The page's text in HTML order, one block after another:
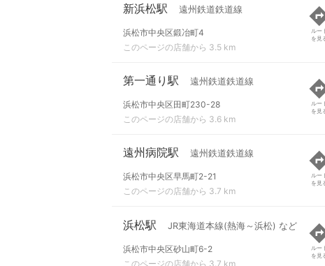
新浜松駅 遠州鉄道鉄道線
浜松市中央区鍛冶町4
このページの店舗から 3.5 km
ルー
を見
第一通り駅 遠州鉄道鉄道線
浜松市中央区田町230-28
このページの店舗から 3.6 km
ルー
を見
遠州病院駅 遠州鉄道鉄道線
浜松市中央区早馬町2-21
このページの店舗から 3.7 km
ルー
を見
浜松駅 JR東海道本線(熱海～浜松) など
浜松市中央区砂山町6-2
このページの店舗から 3.7 km
ルー
を見